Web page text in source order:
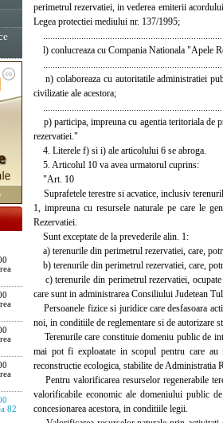
82
perimetrul rezervatiei, in vederea emiterii
Legea protectiei mediului nr. 137/1995;
l) conlucreaza cu Compania Nationala "Apele
n) colaboreaza cu autoritatile administratiei
civilizatie ale acestora;
p) participa, impreuna cu agentia teritoriala de
rezervatiei."
4. Literele f) si i) ale articolului 6 se abroga.
5. Articolul 10 va avea urmatorul cuprins:
"Art. 10
Suprafetele terestre si acvatice, inclusiv
1, impreuna cu resursele naturale pe care le
Rezervatiei.
Sunt exceptate de la prevederile alin. 1:
a) terenurile din perimetrul rezervatiei, care,
b) terenurile din perimetrul rezervatiei, care,
c) terenurile din perimetrul rezervatiei,
care sunt in administrarea Consiliului Judetean
Persoanele fizice si juridice care desfasoara
noi, in conditiile de reglementare si de autorizare
Terenurile care constituie domeniu public de
mai pot fi exploatate in scopul pentru care au
reconstructie ecologica, stabilite de Administratia
Pentru valorificarea resurselor regenerabile
valorificabile economic ale domeniului public
concesionarea acestora, in conditiile legii.